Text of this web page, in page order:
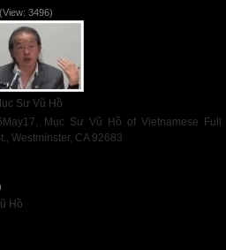
(View: 3496)
Sư Vũ Hồ
Mục Sư Vũ Hồ of Vietnamese Full
Westminster, CA 92683
Hồ